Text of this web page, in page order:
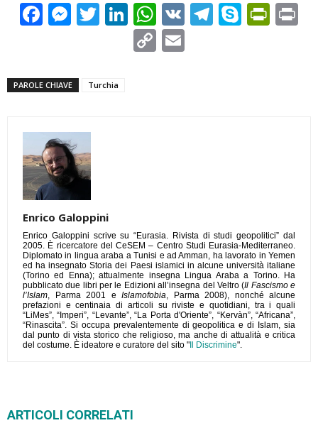
Facebook
Messenger
TwitterLinkedIn
WhatsApp
VK Telegram
Skype
Copy
PAROLE CHIAVE Turchia
Enrico Galoppini
Enrico Galoppini scrive su “Eurasia. Rivista di studi geopolitici” dal
2005. È ricercatore del CeSEM – Centro Studi Eurasia-Mediterraneo.
Diplomato in lingua araba a Tunisi e ad Amman, ha lavorato in Yemen
ed ha insegnato Storia dei Paesi islamici in alcune università italiane
(Torino ed Enna); attualmente insegna Lingua Araba a Torino. Ha
pubblicato due libri per le Edizioni all’insegna del Veltro (Il Fascismo e
l’Islam, Parma 2001 e Islamofobia, Parma 2008), nonché alcune
prefazioni e centinaia di articoli su riviste e quotidiani, tra i quali
“LiMes”, “Imperi”, “Levante”, “La Porta d'Oriente”, “Kervàn”, “Africana”,
“Rinascita”. Si occupa prevalentemente di geopolitica e di Islam, sia
dal punto di vista storico che religioso, ma anche di attualità e critica
del costume. È ideatore e curatore del sito " Il Discrimine".
ARTICOLI CORRELATI